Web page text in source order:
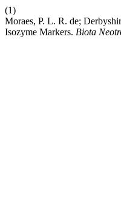
(1)
Moraes, P. L. R. de;
Isozyme Markers. Biota